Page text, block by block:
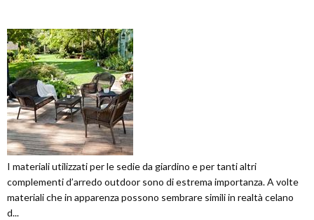
I materiali utilizzati per le sedie da giardino e per tanti altri
complementi d’arredo outdoor sono di estrema importanza. A volte
materiali che in apparenza possono sembrare simili in realtà celano
d...